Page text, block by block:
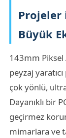
Fabrika turu
Kalite
Bize Ulaşın
Haberler
Projeler
Büyük
143mm Piksel
peyzaj
çok yönlü,
Dayanıklı bir
geçirmez
mimarlara ve